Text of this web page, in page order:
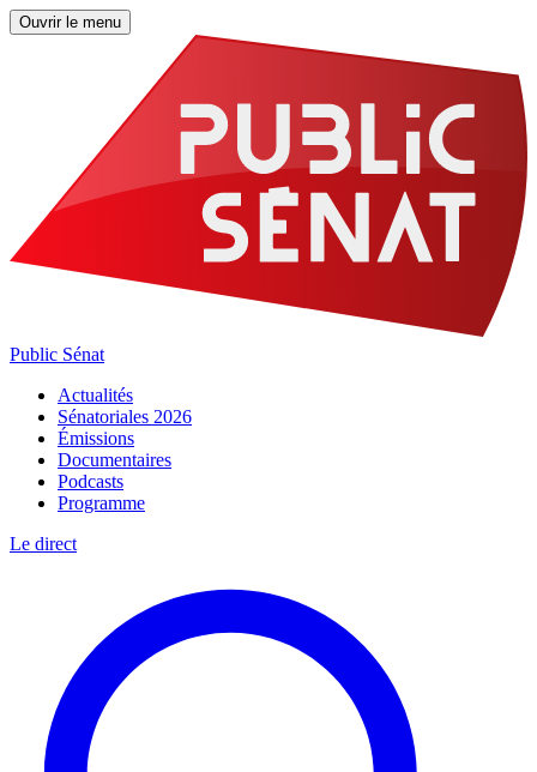
Ouvrir le menu
Public Sénat
Actualités
Sénatoriales 2026
Émissions
Documentaires
Podcasts
Programme
Le direct